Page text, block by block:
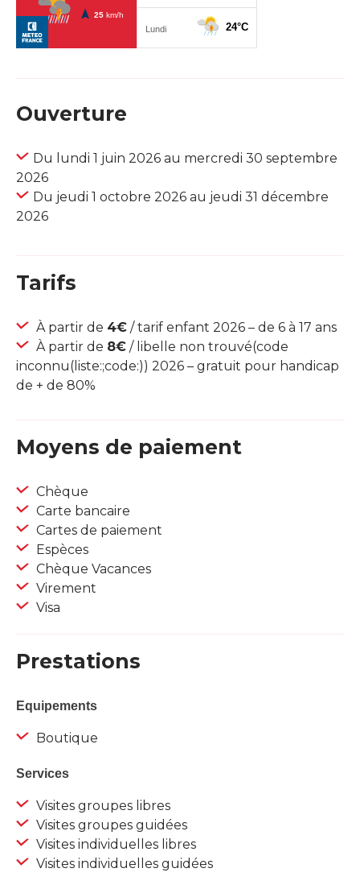
Ouverture
Du lundi 1 juin 2026 au mercredi 30 septembre
2026
Du jeudi 1 octobre 2026 au jeudi 31 décembre
2026
Tarifs
À partir de 4€ / tarif enfant 2026 – de 6 à 17 ans
À partir de 8€ / libelle non trouvé(code
inconnu(liste:;code:)) 2026 – gratuit pour handicap
de + de 80%
Moyens de paiement
Chèque
Carte bancaire
Cartes de paiement
Espèces
Chèque Vacances
Virement
Visa
Prestations
Equipements
Boutique
Services
Visites groupes libres
Visites groupes guidées
Visites individuelles libres
Visites individuelles guidées